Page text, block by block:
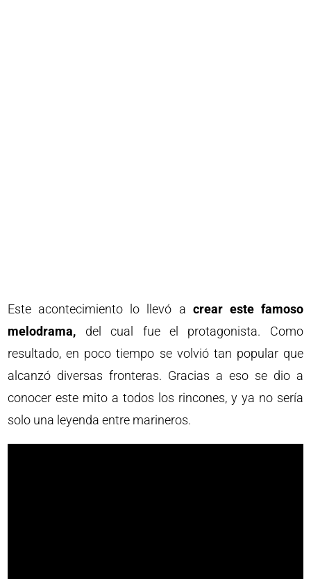
Este acontecimiento lo llevó a crear este famoso
melodrama, del cual fue el protagonista. Como
resultado, en poco tiempo se volvió tan popular que
alcanzó diversas fronteras. Gracias a eso se dio a
conocer este mito a todos los rincones, y ya no sería
solo una leyenda entre marineros.